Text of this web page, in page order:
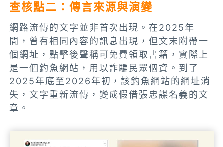
查核點二：傳言來源與演變
網路流傳的文字並非首次出現。在2025年
間，曾有相同內容的訊息出現，但文末附帶一
個網址，點擊後聲稱可免費領取書籍，實際上
是一個釣魚網站，用以詐騙民眾個資。到了
2025年底至2026年初，該釣魚網站的網址消
失，文字重新流傳，變成假借張忠謀名義的文
章。